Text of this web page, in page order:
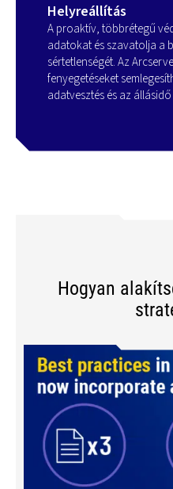
Helyreállítás
A proaktív, többrétegű
adatokat és szavatolja a
sértetlenségét. Az
fenyegetéseket
adatvesztés és az
Hogyan